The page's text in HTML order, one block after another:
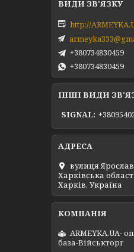
http://
+380734830459
+380734830459
ІНШІ ВИДИ
SIGNAL
вулиця
Харківська
Харків, Україна
ARMEYKA.UA-
база-Військторг